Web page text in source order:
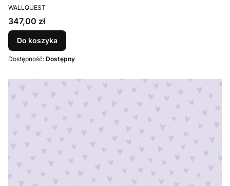
PRODUCENT
WALLQUEST
Cena
347,00 zł
Do koszyka
Dostępność: Dostępny